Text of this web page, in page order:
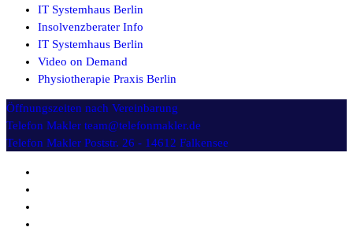
IT Systemhaus Berlin
Insolvenzberater Info
IT Systemhaus Berlin
Video on Demand
Physiotherapie Praxis Berlin
Öffnungszeiten nach Vereinbarung
Telefon Makler team@telefonmakler.de
Telefon Makler Poststr. 26 - 14612 Falkensee